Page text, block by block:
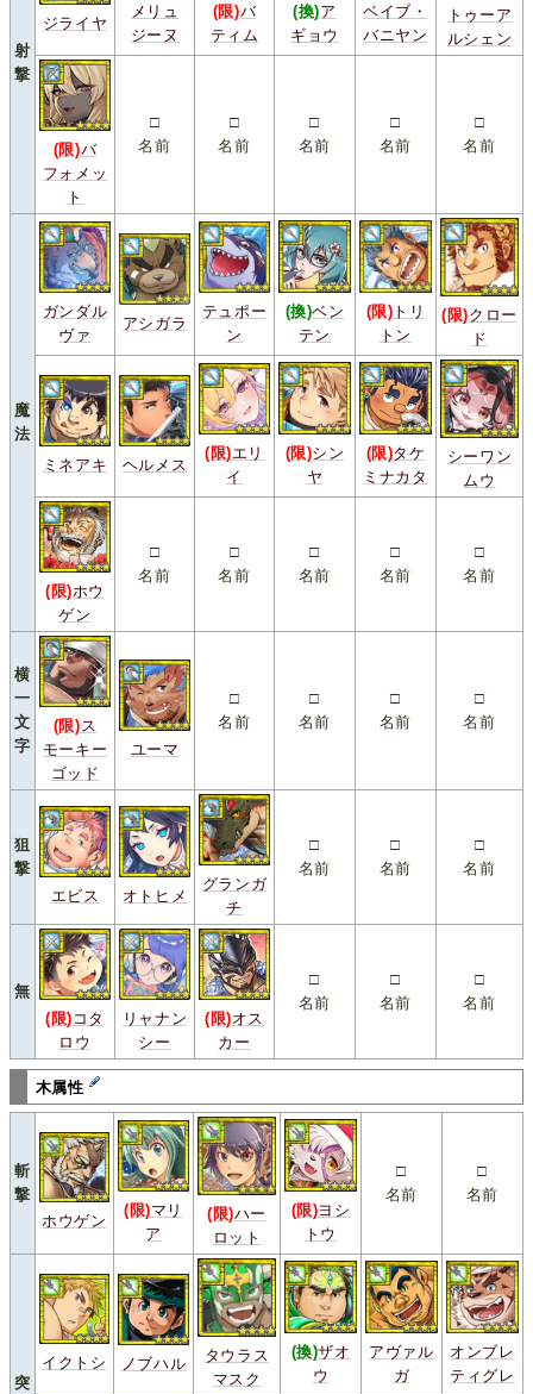
射
撃
ジライヤ
メリュ
ジーヌ
(限)バ
ティム
(換)ア
ギョウ
ベイブ・
バニヤン
トゥーア
ルシェン
(限)バ
フォメッ
ト
□
名前
□
名前
□
名前
□
名前
□
名前
魔
法
ガンダル
ヴァ
アシガラ
テュポー
ン
(換)ベン
テン
(限) トリ
トン
(限)クロー
ド
ミネアキ ヘルメス
(限)エリ
イ
(限)シン
ヤ
(限)タケ
ミナカタ
シーワン
ムウ
(限)ホウ
ゲン
□
名前
□
名前
□
名前
□
名前
□
名前
横
一
文
字
(限)ス
モーキー
ゴッド
ユーマ
□
名前
□
名前
□
名前
□
名前
狙
撃
エビス
オトヒメ
グランガ
チ
□
名前
□
名前
□
名前
無
(限) コタ
ロウ
リャナン
シー
(限)オス
カー
□
名前
□
名前
□
名前
木属性
斬
撃
ホウゲン
(限)マリ
ア
(限)ハー
ロット
(限)ヨシ
トウ
□
名前
□
名前
突
イクトシ ノブハル
タウラス
マスク
(換)ザオ
ウ
アヴァル
ガ
オンブレ
ティグレ